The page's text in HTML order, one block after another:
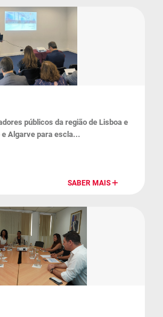
públicos da região de Lisboa e
e Algarve para escla...
SABER MAIS